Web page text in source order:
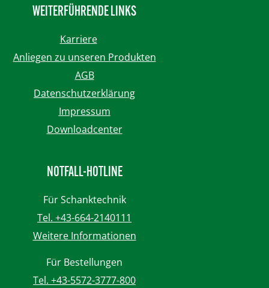
WEITERFÜHRENDE LINKS
Karriere
Anliegen zu unseren Produkten
AGB
Datenschutzerklärung
Impressum
Downloadcenter
NOTFALL-HOTLINE
Für Schanktechnik
Tel. +43-664-2140111
Weitere Informationen
Für Bestellungen
Tel. +43-5572-3777-800